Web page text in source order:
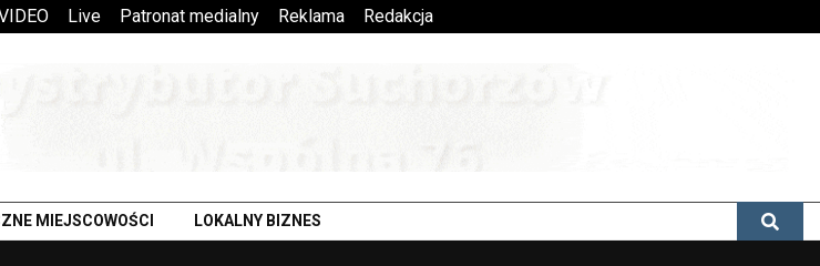
Live Patronat medialny Reklama Redakcja
MIEJSCOWOŚCI LOKALNY BIZNES